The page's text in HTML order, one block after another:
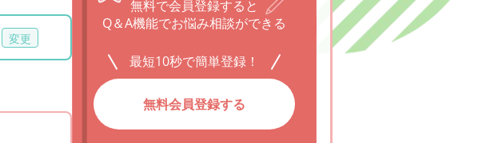
無料で会員登録すると
Q＆A機能でお悩み相談ができる
最短10秒で簡単登録！
無料会員登録する